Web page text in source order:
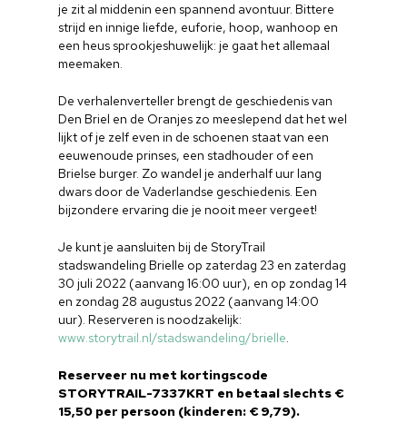
je zit al middenin een spannend avontuur. Bittere
strijd en innige liefde, euforie, hoop, wanhoop en
een heus sprookjeshuwelijk: je gaat het allemaal
meemaken.
De verhalenverteller brengt de geschiedenis van
Den Briel en de Oranjes zo meeslepend dat het wel
lijkt of je zelf even in de schoenen staat van een
eeuwenoude prinses, een stadhouder of een
Brielse burger. Zo wandel je anderhalf uur lang
dwars door de Vaderlandse geschiedenis. Een
bijzondere ervaring die je nooit meer vergeet!
Je kunt je aansluiten bij de StoryTrail
stadswandeling Brielle op zaterdag 23 en zaterdag
30 juli 2022 (aanvang 16:00 uur), en op zondag 14
en zondag 28 augustus 2022 (aanvang 14:00
uur). Reserveren is noodzakelijk:
www.storytrail.nl/stadswandeling/brielle.
Reserveer nu met kortingscode
STORYTRAIL-7337KRT en betaal slechts €
15,50 per persoon (kinderen: € 9,79).